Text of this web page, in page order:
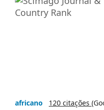
africano 120 citações